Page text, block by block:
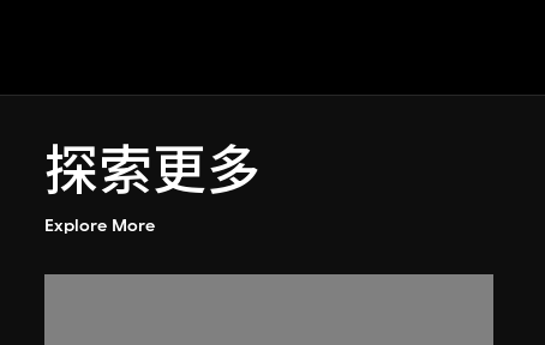
探索更多
Explore More